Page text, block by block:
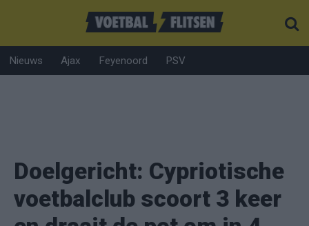
Nieuws Ajax Feyenoord PSV
Doelgericht: Cypriotische
voetbalclub scoort 3 keer